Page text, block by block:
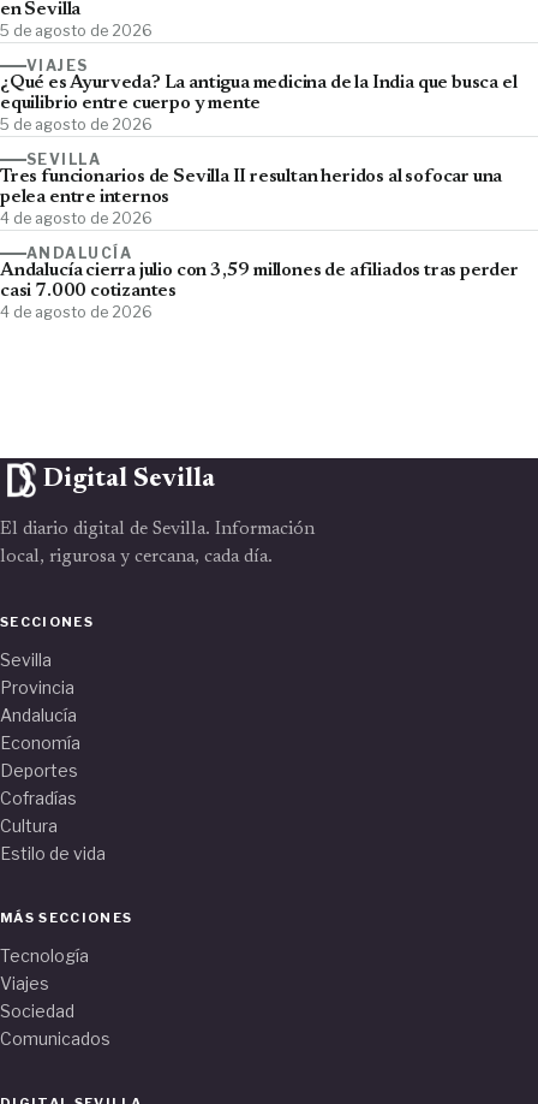
en Sevilla
5 de agosto de 2026
VIAJES
¿Qué es Ayurveda? La antigua medicina de la India que busca el
equilibrio entre cuerpo y mente
5 de agosto de 2026
SEVILLA
Tres funcionarios de Sevilla II resultan heridos al sofocar una
pelea entre internos
4 de agosto de 2026
ANDALUCÍA
Andalucía cierra julio con 3,59 millones de afiliados tras perder
casi 7.000 cotizantes
4 de agosto de 2026
Digital Sevilla
El diario digital de Sevilla. Información
local, rigurosa y cercana, cada día.
SECCIONES
Sevilla
Provincia
Andalucía
Economía
Deportes
Cofradías
Cultura
Estilo de vida
MÁS SECCIONES
Tecnología
Viajes
Sociedad
Comunicados